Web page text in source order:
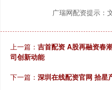
广瑞网配资提示：
上一篇： 吉首配资 A股再融资春
司创新动能
下一篇： 深圳在线配资官网 拾星